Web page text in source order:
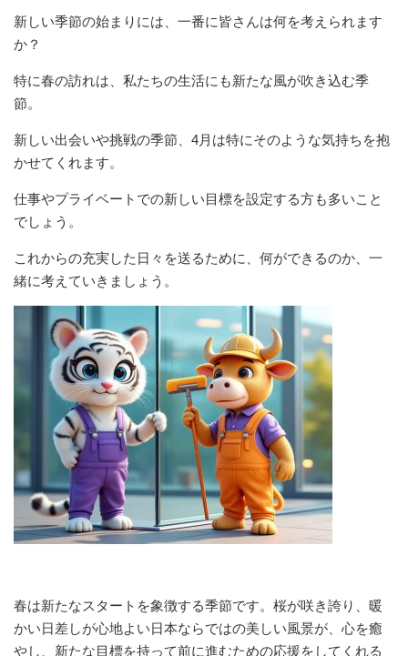
新しい季節の始まりには、一番に皆さんは何を考えられます
か？
特に春の訪れは、私たちの生活にも新たな風が吹き込む季
節。
新しい出会いや挑戦の季節、4月は特にそのような気持ちを抱
かせてくれます。
仕事やプライベートでの新しい目標を設定する方も多いこと
でしょう。
これからの充実した日々を送るために、何ができるのか、一
緒に考えていきましょう。
春は新たなスタートを象徴する季節です。桜が咲き誇り、暖
かい日差しが心地よい日本ならではの美しい風景が、心を癒
やし、新たな目標を持って前に進むための応援をしてくれる